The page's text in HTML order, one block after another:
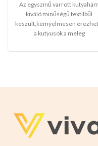
Az egyszínű varrott kutyahám
kiváló minőségű textilből
készült,kémyelmesen
a kutyusok a meleg
kedvencei lesz a
7kg Színei:-VILÁGOSBARNA
SÖTÉTBARNA -VILÁGOS KÉK -
SÖTÉT KÉK -PIROS -RÓZSASZÍN